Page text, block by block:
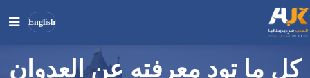
English
بحث
كل ما تود معرفته عن العدوان